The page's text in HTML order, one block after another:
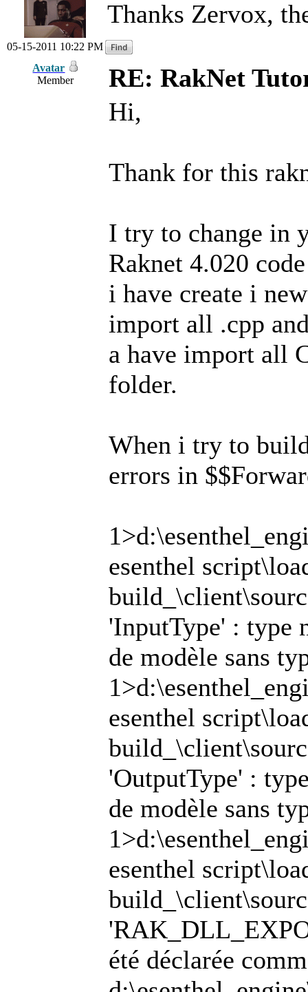
Thanks Zervox,
05-15-2011 10:22 PM
Avatar
Member
RE: RakNet
Hi,
Thank for this
I try to change in
Raknet 4.020
i have create i
import all .cpp
a have import all
folder.
When i try to
errors in
esenthel
'InputType' : type
de modèle sans
esenthel
'OutputType' :
de modèle sans
esenthel
été déclarée